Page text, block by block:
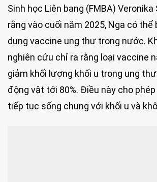
Sinh học Liên bang (FMBA)
rằng vào cuối năm 2025, Nga có
dụng vaccine ung thư trong nước.
nghiên cứu chỉ ra rằng loại vaccine
giảm khối lượng khối u trong ung
động vật tới 80%. Điều này cho
tiếp tục sống chung với khối u và